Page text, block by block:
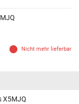
Nicht mehr lieferbar
X5MJQ